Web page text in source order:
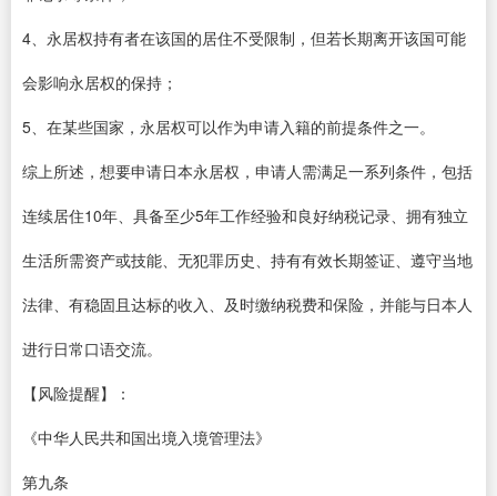
4、永居权持有者在该国的居住不受限制，但若长期离开该国可能
会影响永居权的保持；
5、在某些国家，永居权可以作为申请入籍的前提条件之一。
综上所述，想要申请日本永居权，申请人需满足一系列条件，包括
连续居住10年、具备至少5年工作经验和良好纳税记录、拥有独立
生活所需资产或技能、无犯罪历史、持有有效长期签证、遵守当地
法律、有稳固且达标的收入、及时缴纳税费和保险，并能与日本人
进行日常口语交流。
【风险提醒】：
《中华人民共和国出境入境管理法》
第九条